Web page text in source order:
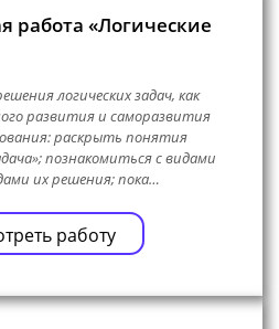
работа «Логические
логических задач, как
развития и саморазвития
раскрыть понятия
познакомиться с видами
их решения; пока…
работу